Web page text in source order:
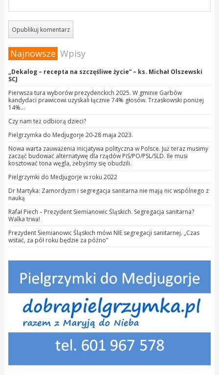
Najnowsze Wpisy
„Dekalog – recepta na szczęśliwe życie” – ks. Michał Olszewski
SCJ
Pierwsza tura wyborów prezydenckich 2025. W gminie Garbów
kandydaci prawicowi uzyskali łącznie 74% głosów. Trzaskowski poniżej
14%…
Czy nam też odbiorą dzieci?
Pielgrzymka do Medjugorje 20-28 maja 2023.
Nowa warta zauważenia inicjatywa polityczna w Polsce. Już teraz musimy
zacząć budować alternatywę dla rządów PiS/PO/PSL/SLD. Ile musi
kosztować tona węgla, żebyśmy się obudzili.
Pielgrzymki do Medjugorje w roku 2022
Dr Martyka: Zamordyzm i segregacja sanitarna nie mają nic wspólnego z
nauką
Rafał Piech – Prezydent Siemianowic Śląskich. Segregacja sanitarna?
Walka trwa!
Prezydent Siemianowic Śląskich mówi NIE segregacji sanitarnej. „Czas
wstać, za pół roku będzie za późno”